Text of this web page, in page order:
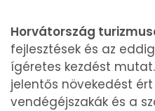
Horvátország
fejlesztések és az
ígéretes kezdést
jelentős növekedést ért
vendégéjszakák és a